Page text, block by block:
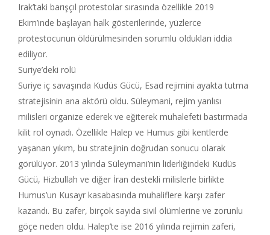
Irak’taki barışçıl protestolar sırasında özellikle 2019
Ekim’inde başlayan halk gösterilerinde, yüzlerce
protestocunun öldürülmesinden sorumlu oldukları iddia
ediliyor.
Suriye’deki rolü
Suriye iç savaşında Kudüs Gücü, Esad rejimini ayakta tutma
stratejisinin ana aktörü oldu. Süleymani, rejim yanlısı
milisleri organize ederek ve eğiterek muhalefeti bastırmada
kilit rol oynadı. Özellikle Halep ve Humus gibi kentlerde
yaşanan yıkım, bu stratejinin doğrudan sonucu olarak
görülüyor. 2013 yılında Süleymani’nin liderliğindeki Kudüs
Gücü, Hizbullah ve diğer İran destekli milislerle birlikte
Humus’un Kusayr kasabasında muhaliflere karşı zafer
kazandı. Bu zafer, birçok sayıda sivil ölümlerine ve zorunlu
göçe neden oldu. Halep’te ise 2016 yılında rejimin zaferi,